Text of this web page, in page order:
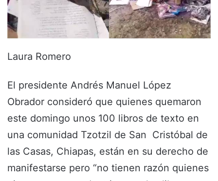
Laura Romero
El presidente Andrés Manuel López
Obrador consideró que quienes quemaron
este domingo unos 100 libros de texto en
una comunidad Tzotzil de San Cristóbal de
las Casas, Chiapas, están en su derecho de
manifestarse pero “no tienen razón quienes